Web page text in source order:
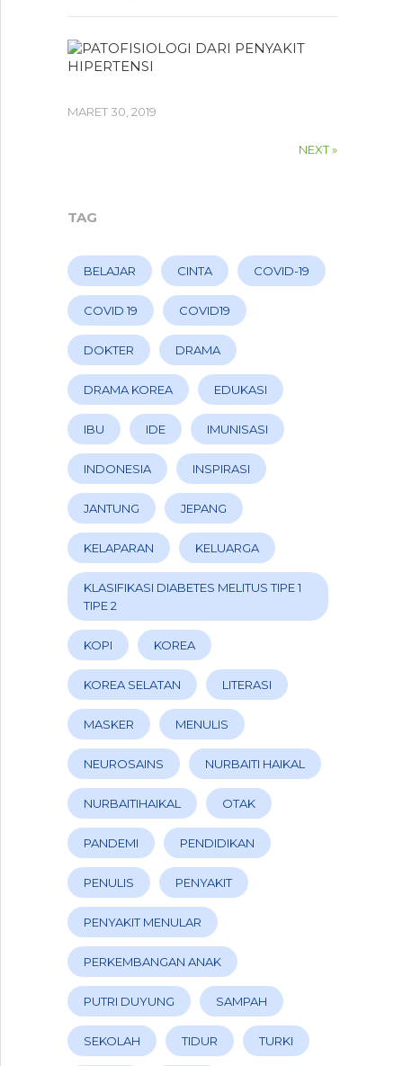
MARET 30, 2019
NEXT »
TAG
BELAJAR CINTA COVID-19
COVID 19 COVID19
DOKTER DRAMA
DRAMA KOREA EDUKASI
IBU IDE IMUNISASI
INDONESIA INSPIRASI
JANTUNG JEPANG
KELAPARAN KELUARGA
KLASIFIKASI DIABETES MELITUS TIPE 1
TIPE 2
KOPI KOREA
KOREA SELATAN LITERASI
MASKER MENULIS
NEUROSAINS NURBAITI HAIKAL
NURBAITIHAIKAL OTAK
PANDEMI PENDIDIKAN
PENULIS PENYAKIT
PENYAKIT MENULAR
PERKEMBANGAN ANAK
PUTRI DUYUNG SAMPAH
SEKOLAH TIDUR TURKI